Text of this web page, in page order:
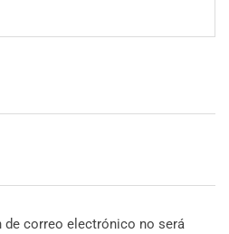
de correo electrónico no será